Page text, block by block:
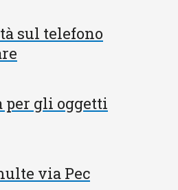
sul telefono
per gli oggetti
via Pec